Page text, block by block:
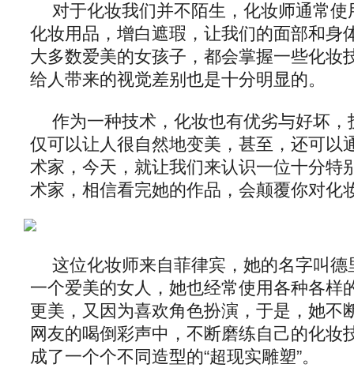
对于化妆我们并不陌生，化妆师通常
化妆用品，增白遮瑕，让我们的面部和身
大多数爱美的女孩子，都会掌握一些化妆
给人带来的视觉差别也是十分明显的。
作为一种技术，化妆也有优劣与好坏
仅可以让人很自然地变美，甚至，还可以
术家，今天，就让我们来认识一位十分特
术家，相信看完她的作品，会颠覆你对化
这位化妆师来自菲律宾，她的名字叫德
一个爱美的女人，她也经常使用各种各样
更美，又因为喜欢角色扮演，于是，她不
网友的喝倒彩声中，不断磨练自己的化妆
成了一个个不同造型的“超现实雕塑”。